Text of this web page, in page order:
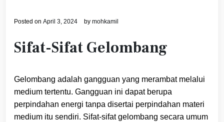
Posted on April 3, 2024 by mohkamil
Sifat-Sifat Gelombang
Gelombang adalah gangguan yang merambat melalui
medium tertentu. Gangguan ini dapat berupa
perpindahan energi tanpa disertai perpindahan materi
medium itu sendiri. Sifat-sifat gelombang secara umum